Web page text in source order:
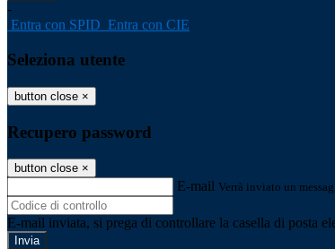
-
Entra con SPID Entra con CIE
Seleziona utente
button close ×
Recupero password
button close ×
E-mail Verrà inviato un
E-mail inviata, si prega di controllare la casella di posta